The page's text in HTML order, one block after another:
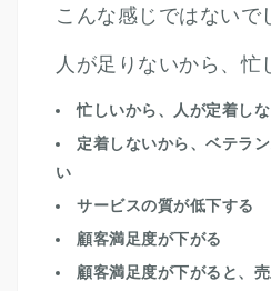
こんな感じではないで
人が足りないから、忙
忙しいから、人が定着し
定着しないから、ベテラ
い
サービスの質が低下する
顧客満足度が下がる
顧客満足度が下がると、